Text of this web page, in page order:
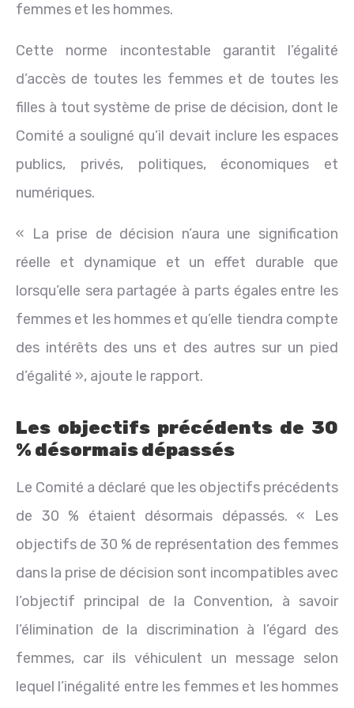
femmes et les hommes.
Cette norme incontestable garantit l’égalité
d’accès de toutes les femmes et de toutes les
filles à tout système de prise de décision, dont le
Comité a souligné qu’il devait inclure les espaces
publics, privés, politiques, économiques et
numériques.
« La prise de décision n’aura une signification
réelle et dynamique et un effet durable que
lorsqu’elle sera partagée à parts égales entre les
femmes et les hommes et qu’elle tiendra compte
des intérêts des uns et des autres sur un pied
d’égalité », ajoute le rapport.
Les objectifs précédents de 30
% désormais dépassés
Le Comité a déclaré que les objectifs précédents
de 30 % étaient désormais dépassés. « Les
objectifs de 30 % de représentation des femmes
dans la prise de décision sont incompatibles avec
l’objectif principal de la Convention, à savoir
l’élimination de la discrimination à l’égard des
femmes, car ils véhiculent un message selon
lequel l’inégalité entre les femmes et les hommes